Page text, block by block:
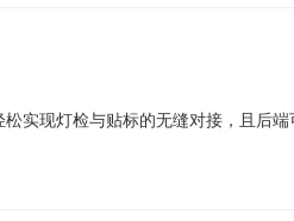
实现灯检与贴标的无缝对接，且后